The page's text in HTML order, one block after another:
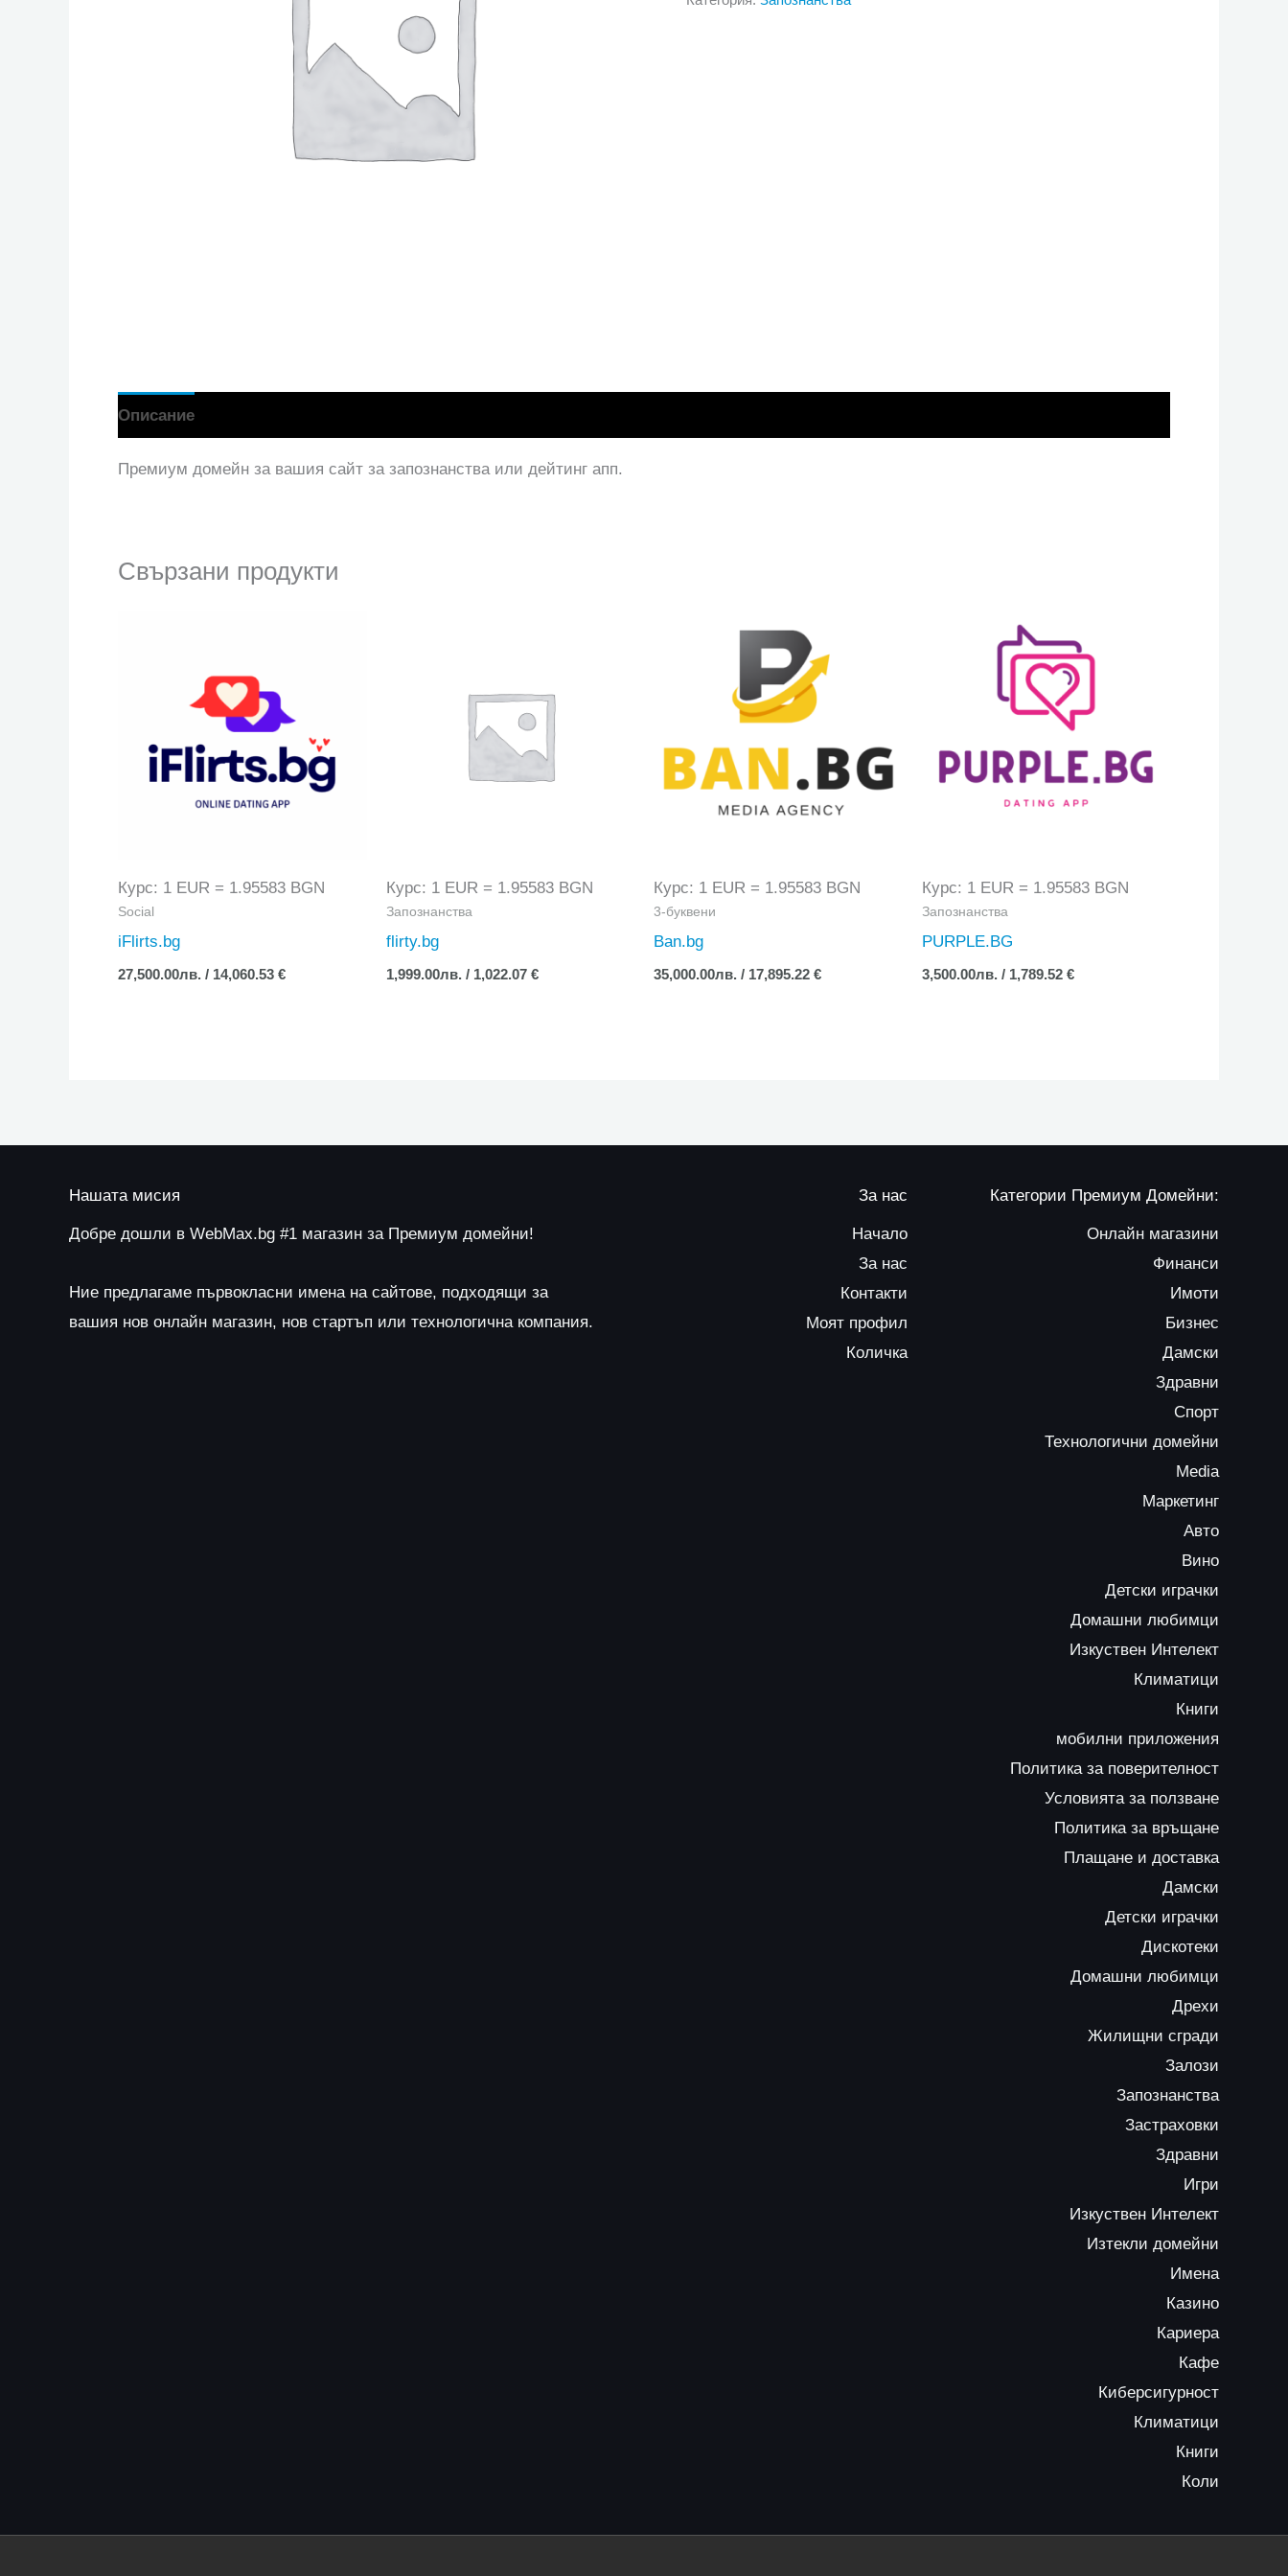
Описание
Премиум домейн за вашия сайт за запознанства или дейтинг апп.
Свързани продукти
Курс: 1 EUR = 1.95583 BGN
Social
iFlirts.bg
27,500.00лв. / 14,060.53 €
Курс: 1 EUR = 1.95583 BGN
Запознанства
flirty.bg
1,999.00лв./ 1,022.07 €
Курс: 1 EUR = 1.95583 BGN
3-буквени
Ban.bg
35,000.00лв. / 17,895.22 €
Курс: 1 EUR = 1.95583 BGN
Запознанства
PURPLE.BG
3,500.00лв./ 1,789.52 €
Нашата мисия
Добре дошли в WebMax.bg #1 магазин за Премиум домейни!
Ние предлагаме първокласни имена на сайтове, подходящи за
вашия нов онлайн магазин, нов стартъп или технологична компания.
За нас
Начало
За нас
Контакти
Моят профил
Количка
Категории Премиум Домейни:
Онлайн магазини
Финанси
Имоти
Бизнес
Дамски
Здравни
Спорт
Технологични домейни
Media
Маркетинг
Авто
Вино
Детски играчки
Домашни любимци
Изкуствен Интелект
Климатици
Книги
мобилни приложения
Политика за поверителност
Условията за ползване
Политика за връщане
Плащане и доставка
Дамски
Детски играчки
Дискотеки
Домашни любимци
Дрехи
Жилищни сгради
Залози
Запознанства
Застраховки
Здравни
Игри
Изкуствен Интелект
Изтекли домейни
Имена
Казино
Кариера
Кафе
Киберсигурност
Климатици
Книги
Коли